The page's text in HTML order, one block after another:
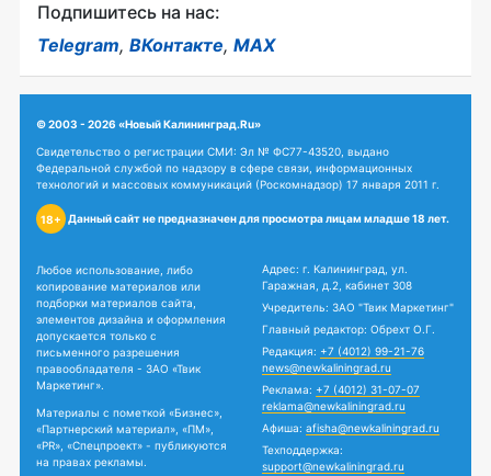
Подпишитесь на нас:
Telegram, ВКонтакте, MAX
© 2003 - 2026 «Новый Калининград.Ru»
Свидетельство о регистрации СМИ: Эл № ФС77-43520, выдано
Федеральной службой по надзору в сфере связи, информационных
технологий и массовых коммуникаций (Роскомнадзор) 17 января 2011 г.
18+ Данный сайт не предназначен для просмотра лицам младше 18 лет.
Любое использование, либо
копирование материалов или
подборки материалов сайта,
элементов дизайна и оформления
допускается только с
письменного разрешения
правообладателя - ЗАО «Твик
Маркетинг».
Материалы с пометкой «Бизнес»,
«Партнерский материал», «ПМ»,
«PR», «Спецпроект» - публикуются
на правах рекламы.
Адрес: г. Калининград, ул.
Гаражная, д.2, кабинет 308
Учредитель: ЗАО "Твик Маркетинг"
Главный редактор: Обрехт О.Г.
Редакция: +7 (4012) 99-21-76
news@newkaliningrad.ru
Реклама: +7 (4012) 31-07-07
reklama@newkaliningrad.ru
Афиша: afisha@newkaliningrad.ru
Техподдержка:
support@newkaliningrad.ru